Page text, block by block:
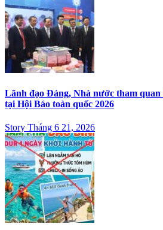
Lãnh đạo Đảng, Nhà nước tham
tại Hội Báo toàn quốc 2026
Story Tháng 6 21, 2026